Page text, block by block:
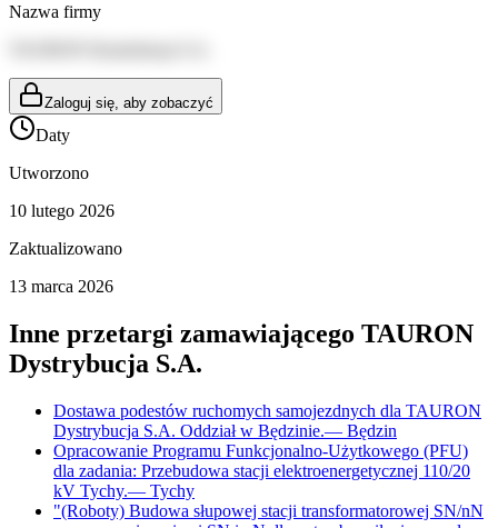
Nazwa firmy
Zaloguj się, aby zobaczyć
Daty
Utworzono
10 lutego 2026
Zaktualizowano
13 marca 2026
Inne przetargi zamawiającego TAURON
Dystrybucja S.A.
Dostawa podestów ruchomych samojezdnych dla TAURON
Dystrybucja S.A. Oddział w Będzinie.— Będzin
Opracowanie Programu Funkcjonalno-Użytkowego (PFU)
dla zadania: Przebudowa stacji elektroenergetycznej 110/20
kV Tychy.— Tychy
"(Roboty) Budowa słupowej stacji transformatorowej SN/nN